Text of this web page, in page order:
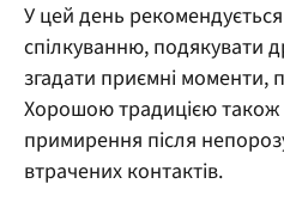
У цей день
спілкуванню, подякувати
згадати приємні моменти,
Хорошою традицією також
примирення після
втрачених контактів.